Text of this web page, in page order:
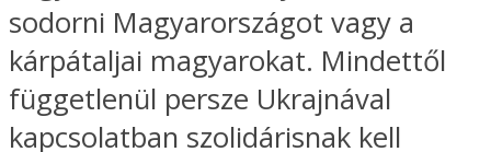
sodorni Magyarországot vagy a
kárpátaljai magyarokat. Mindettől
függetlenül persze Ukrajnával
kapcsolatban szolidárisnak kell